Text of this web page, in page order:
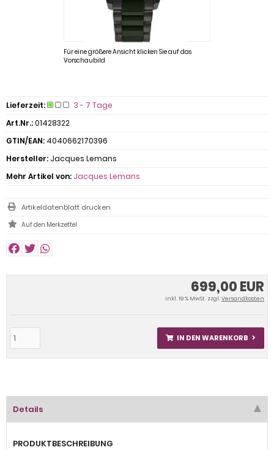
Für eine größere Ansicht klicken Sie auf das
Vorschaubild
699,00 EUR
inkl. 19 % MwSt. zzgl.Versandkosten
IN DEN WARENKORB
Lieferzeit:
3 - 7 Tage
Art.Nr.:01428322
GTIN/EAN: 4040662170396
Hersteller: Jacques Lemans
Mehr Artikel von: Jacques Lemans
Artikeldatenblatt drucken
Details
PRODUKTBESCHREIBUNG